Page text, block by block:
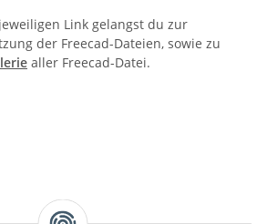
Link gelangst du zur
der Freecad-Dateien, sowie zu
aller Freecad-Datei.